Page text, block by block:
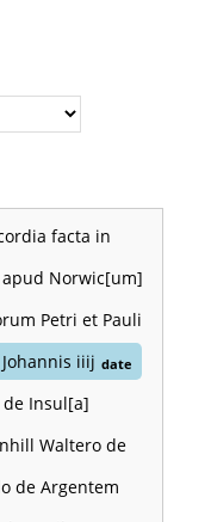
facta in
Norwic[um]
Petri et Pauli
iiij date
Insul[a]
Waltero de
de Argentem